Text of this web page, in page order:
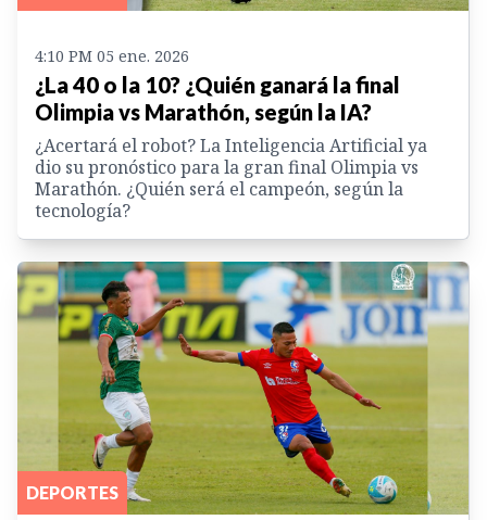
4:10 PM 05 ene. 2026
¿La 40 o la 10? ¿Quién ganará la final
Olimpia vs Marathón, según la IA?
¿Acertará el robot? La Inteligencia Artificial ya
dio su pronóstico para la gran final Olimpia vs
Marathón. ¿Quién será el campeón, según la
tecnología?
DEPORTES